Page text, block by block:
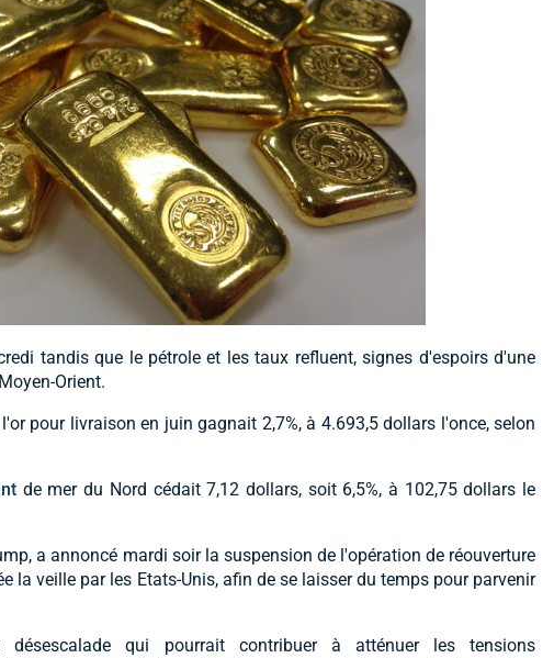
tandis que le pétrole et les taux refluent, signes d'espoirs d'une
Orient.
pour livraison en juin gagnait 2,7%, à 4.693,5 dollars l'once, selon
de mer du Nord cédait 7,12 dollars, soit 6,5%, à 102,75 dollars le
a annoncé mardi soir la suspension de l'opération de réouverture
la veille par les Etats-Unis, afin de se laisser du temps pour parvenir
désescalade qui pourrait contribuer à atténuer les tensions